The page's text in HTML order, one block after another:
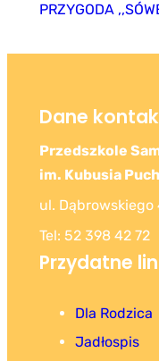
PRZYGODA
Dane
Przedszkole
im. Kubusia
ul.
Tel: 52 398 42 72
Przydatne
Dla Rodzica
Jadłospis